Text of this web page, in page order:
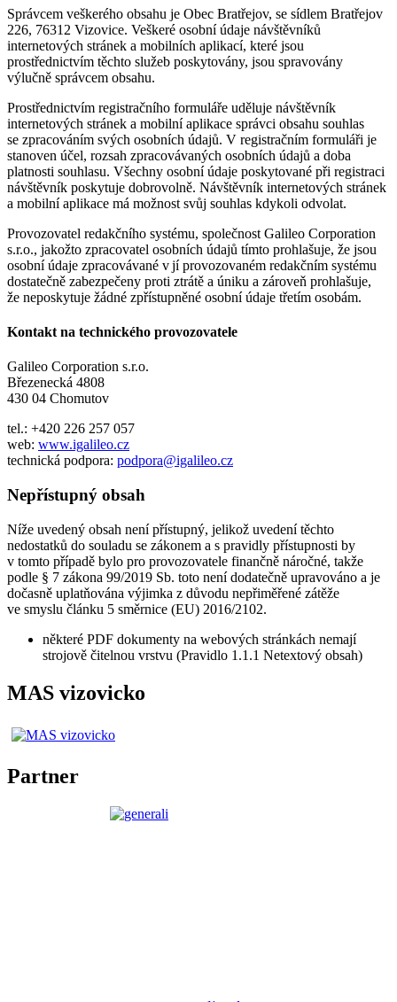
Správcem veškerého obsahu je Obec Bratřejov, se sídlem Bratřejov
226, 76312 Vizovice. Veškeré osobní údaje návštěvníků
internetových stránek a mobilních aplikací, které jsou
prostřednictvím těchto služeb poskytovány, jsou spravovány
výlučně správcem obsahu.
Prostřednictvím registračního formuláře uděluje návštěvník
internetových stránek a mobilní aplikace správci obsahu souhlas
se zpracováním svých osobních údajů. V registračním formuláři je
stanoven účel, rozsah zpracovávaných osobních údajů a doba
platnosti souhlasu. Všechny osobní údaje poskytované při registraci
návštěvník poskytuje dobrovolně. Návštěvník internetových stránek
a mobilní aplikace má možnost svůj souhlas kdykoli odvolat.
Provozovatel redakčního systému, společnost Galileo Corporation
s.r.o., jakožto zpracovatel osobních údajů tímto prohlašuje, že jsou
osobní údaje zpracovávané v jí provozovaném redakčním systému
dostatečně zabezpečeny proti ztrátě a úniku a zároveň prohlašuje,
že neposkytuje žádné zpřístupněné osobní údaje třetím osobám.
Kontakt na technického provozovatele
Galileo Corporation s.r.o.
Březenecká 4808
430 04 Chomutov
tel.: +420 226 257 057
web: www.igalileo.cz
technická podpora: podpora@igalileo.cz
Nepřístupný obsah
Níže uvedený obsah není přístupný, jelikož uvedení těchto
nedostatků do souladu se zákonem a s pravidly přístupnosti by
v tomto případě bylo pro provozovatele finančně náročné, takže
podle § 7 zákona 99/2019 Sb. toto není dodatečně upravováno a je
dočasně uplatňována výjimka z důvodu nepřiměřené zátěže
ve smyslu článku 5 směrnice (EU) 2016/2102.
některé PDF dokumenty na webových stránkách nemají
strojově čitelnou vrstvu (Pravidlo 1.1.1 Netextový obsah)
MAS vizovicko
Partner